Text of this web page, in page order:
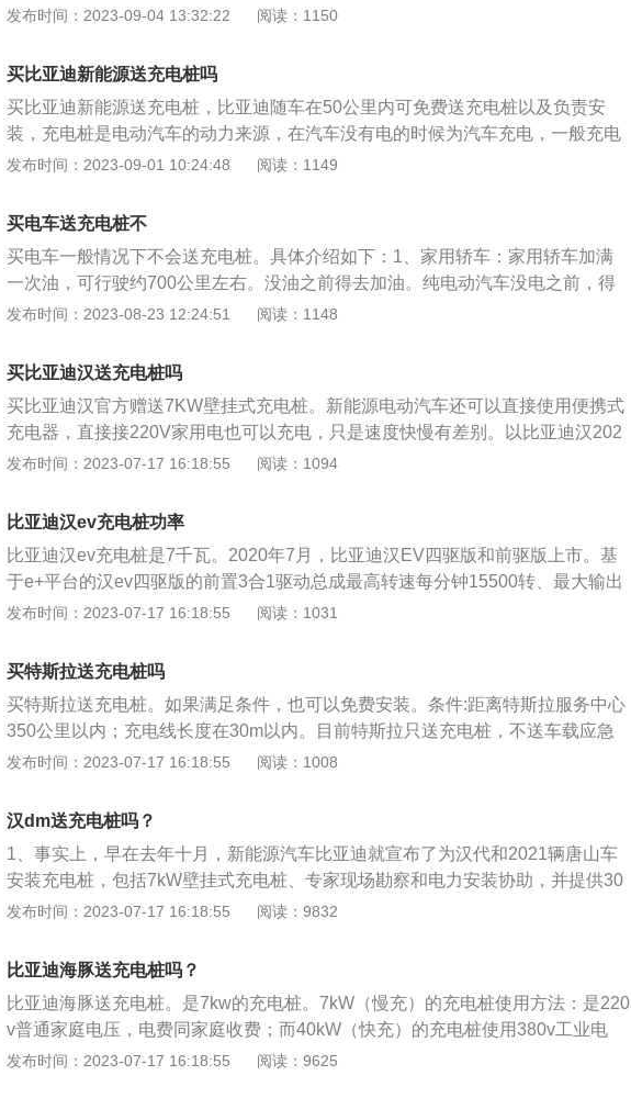
充电和旅行都很方便。使用充电桩的注意事项如下：1、做好检查，确保车内没
细阅读充电桩的充电流程，确保充电插头与插孔充分连接，否则可能导致充电异
常；3、检查充电桩是否正常，查看充电桩显示屏是否有故障情况，如发现充电
桩有漏电等故障情况，请立即按紧急开关按钮，及时拨打工作人员的电话，等工
作人员前往处理；4、汽车充电时，务必离开车内，如需休息请前往充电站休息
室。因为汽车充电时，电流高达180A，电压高达370V，远超过人体最高接受电
保证自身的安全；5、汽车充电时，需防止水流渗入。一是遇上雷雨天时，务必
检查充电桩侧和汽车充电孔是否有积水或异物，如有，请擦拭和清理后再连接。
二是禁止洗车，因为水顺流到充电孔或机舱内高压部件，触碰到直流电便可能产
的电路。一是强制拔掉充电枪严重影响车辆和充电设备的寿命，还会产生触电的
电时触碰车内电线，容易增加短路触电的几率；7、充电完成后，请先结束充电
进程，再将充电枪从车身拔出，并在拔枪的同时立刻将充电孔盖好。紧接着，将
充电枪插回充电桩的插枪口。如遇下雨天，请用雨具遮挡充电枪，并保证充电枪
在移动过程中枪口朝下，避免雨水溅入造成漏电事故发生。
发布时间：2023-09-04 13:32:22 阅读：1150
买比亚迪新能源送充电桩吗
买比亚迪新能源送充电桩，比亚迪随车在50公里内可免费送充电桩以及负责安
装，充电桩是电动汽车的动力来源，在汽车没有电的时候为汽车充电，一般充电
桩安装在社区附近。可以方便人们为汽车充电，方便出行。深圳比亚迪股份有限
民营企业，创立于1995年2月10日，总部设于广东深圳。该公司业务布局涵盖电
子、汽车、新能源和轨道交通等领域，公司先后在中国香港联交所、深圳交易所
上市。2003年，比亚迪收购西安秦川汽车有限责任公司（现比亚迪汽车有限公
司），正式进入汽车制造与销售领域，开始民族自主品牌汽车的发展征程。发展
至今，比亚迪已建成西安、北京、深圳、上海四大汽车产业基地，在整车制造、
成长为中国最具创新的新锐品牌。汽车产品包括各种高、中、低端系列燃油轿
车，以及汽车模具、汽车零部件、双模电动汽车及纯电动汽车等。代表车型包括
F3、F3R、F6、F0、G3、G3R、L3/G6等传统高品质燃油汽车，S8运动型硬顶
电动汽车和纯电动汽车E6等。
发布时间：2023-09-01 10:24:48 阅读：1149
买电车送充电桩不
买电车一般情况下不会送充电桩。具体介绍如下：1、家用轿车：家用轿车加满
一次油，可行驶约700公里左右。没油之前得去加油。纯电动汽车没电之前，得
先充电。现在在政府支助下，充电桩将会更普遍地出现在城市住宅小区、加油
电动汽车电量不足：电动汽车电量不足还罔顾安全将车开上公路，后果可能很严
重。如果在公路上没电，汽车将无法行驶，那就只能报警让交警安排拖车将车拖
到安全区域进行充电。在高速公路停车，哪怕是应急车道上停车，也是件很危险
的事情。
发布时间：2023-08-23 12:24:51 阅读：1148
买比亚迪汉送充电桩吗
买比亚迪汉官方赠送7KW壁挂式充电桩。新能源电动汽车还可以直接使用便携式
充电器，直接接220V家用电也可以充电，只是速度快慢有差别。以比亚迪汉202
2款EV创世版715KM前驱尊荣型为例：比亚迪汉是比亚迪旗下的一款中大型纯电
0毫米。变速箱为：固定齿比变速箱。最大功率为180kw，最大扭矩为350牛米。
比亚迪汉的前悬架使用了麦弗逊独立悬架，后悬架使用了多连杆独立悬架。多连
杆独立悬架可以提高汽车的操控性和乘坐舒适性。（以上数据来源于有驾官网）
比亚迪是一家致力于“用技术创新，满足人们对美好生活的向往”的高新技术企
业。比亚迪成立于1995年2月，经过20多年的高速发展，已在全球设立30多个工
发布时间：2023-07-17 16:18:55 阅读：1094
比亚迪汉ev充电桩功率
比亚迪汉ev充电桩是7千瓦。2020年7月，比亚迪汉EV四驱版和前驱版上市。基
于e+平台的汉ev四驱版的前置3合1驱动总成最高转速每分钟15500转、最大输出
功率163千瓦；后置3合1驱动总成最高转速每分钟15500转、最大输出功率200千
度电、最大充电功率整100千瓦；整车自重2.1吨，nedc续航里程550公里。由于
汉ev全系车型全部标配以安全性见长的刀片电池系统，在适配低导电率的冷却液
较传统乙二醇冷却液，在应对电芯破裂或短路时，可以起到防止短路引发的安全
事故，即有助于延长人员从车辆逃生的时间，不仅可以让电池本身更安全。
发布时间：2023-07-17 16:18:55 阅读：1031
买特斯拉送充电桩吗
买特斯拉送充电桩。如果满足条件，也可以免费安装。条件:距离特斯拉服务中心
350公里以内；充电线长度在30m以内。目前特斯拉只送充电桩，不送车载应急
充电器。可以去4S店购买车载应急充电器，质保一年。并且，安装充电桩很麻
是业主自己和物业之间的沟通。物业同意后，向小区所在供电所申请。经供电所
同意后，即可开始安装施工。最后电力公司会到现场验收。验收合格后，供电公
司将完成安装电表和接电工作，然后自然充电。有关特斯拉安装充电桩相关介绍
如下：1、特斯拉会为车主提供家用充电桩安装服务：当车主订购车辆后，特斯
拉工作人员会和车主联系，了解安装地点的概况信息，之后特斯拉的合作服务商
会寄送一个家庭充电桩，并由服务商与车主约定合适的上门安装时间。2、充电
桩的安装费用根据不同地区而异：有的地方直接有补贴，所有材料以及安装费都
不用花钱；特斯拉的充电方式1、4S店充电4S店配有超级充电桩，充电服务属于
级充电站目前特斯拉在部分城市已经铺排专门的充电站，部分高速公路或者其他
发布时间：2023-07-17 16:18:55 阅读：1008
汉dm送充电桩吗？
1、事实上，早在去年十月，新能源汽车比亚迪就宣布了为汉代和2021辆唐山车
安装充电桩，包括7kW壁挂式充电桩、专家现场勘察和电力安装协助，并提供30
米以内的电缆铺设等一站式安装服务。2、升级服务为中国汉模和2021唐模型的
动车和2021台电动汽车，维护当前的安装服务过程。3、比亚迪表示，目前的免
费充电桩安装服务是由比亚迪经销商提供的，上门调查、电缆敷设和零部件安装
所涉及的费用需要由客户承担。
发布时间：2023-07-17 16:18:55 阅读：9832
比亚迪海豚送充电桩吗？
比亚迪海豚送充电桩。是7kw的充电桩。7kW（慢充）的充电桩使用方法：是220
v普通家庭电压，电费同家庭收费；而40kW（快充）的充电桩使用380v工业电
压，电费根据工业价格收取。前者充满电需要10小时左右的时间，后者充满电只
发布时间：2023-07-17 16:18:55 阅读：9625